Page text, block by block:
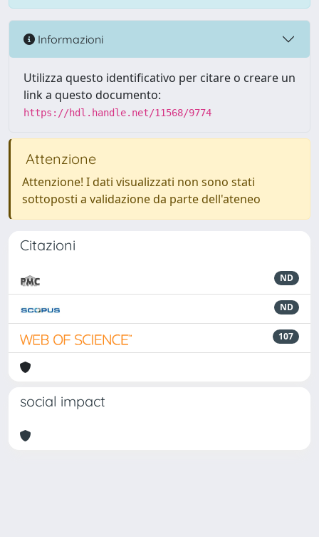
Informazioni
Utilizza questo identificativo per citare o creare un
link a questo documento:
https://hdl.handle.net/11568/9774
Attenzione
Attenzione! I dati visualizzati non sono stati
sottoposti a validazione da parte dell'ateneo
Citazioni
ND
ND
107
social impact